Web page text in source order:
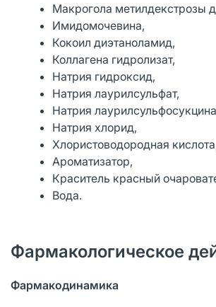
Макрогола метилдекстрозы
Имидомочевина,
Кокоил диэтаноламид,
Коллагена гидролизат,
Натрия гидроксид,
Натрия лаурилсульфат,
Натрия
Натрия хлорид,
Хлористоводородная
Ароматизатор,
Краситель красный
Вода.
Фармакологическое
Фармакодинамика